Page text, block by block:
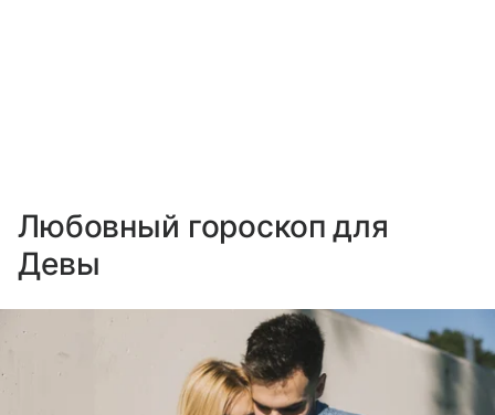
Любовный гороскоп для
Девы